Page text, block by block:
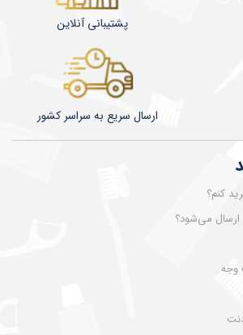
کنم؟
می‌شود؟
وجه
​​​​ارسال سریع به سراسر کشور
پشتیبانی آنلاین